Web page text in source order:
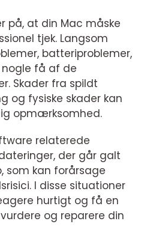
på, at din Mac måske
tjek. Langsom
batteriproblemer,
få af de
Skader fra spildt
og fysiske skader kan
opmærksomhed.
relaterede
der går galt
som kan forårsage
I disse situationer
hurtigt og få en
og reparere din